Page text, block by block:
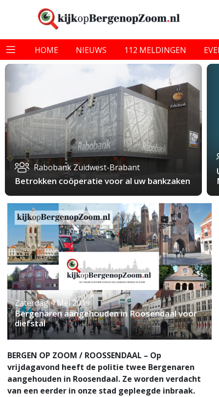
HOME NIEUWS 112 MELDINGEN
Rabobank Zuidwest-Brabant
Betrokken coöperatie voor al uw bankzaken
Zaterdag 4 Mei 2019
Bergenaren aangehouden in Roosendaal voor
diefstal
BERGEN OP ZOOM / ROOSSENDAAL – Op
vrijdagavond heeft de politie twee Bergenaren
aangehouden in Roosendaal. Ze worden verdacht
van een eerder in onze stad gepleegde inbraak.